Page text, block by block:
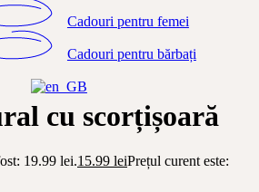
Cadouri pentru femei
Cadouri pentru bărbați
cu scorțișoară
19.99 lei.15.99 leiPrețul curent este: